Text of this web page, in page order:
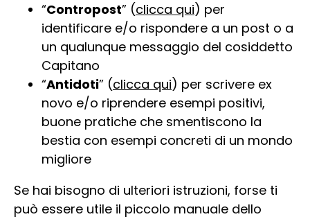
“Contropost” (clicca qui) per
identificare e/o rispondere a un post o a
un qualunque messaggio del cosiddetto
Capitano
“Antidoti” (clicca qui) per scrivere ex
novo e/o riprendere esempi positivi,
buone pratiche che smentiscono la
bestia con esempi concreti di un mondo
migliore
Se hai bisogno di ulteriori istruzioni, forse ti
può essere utile il piccolo manuale dello